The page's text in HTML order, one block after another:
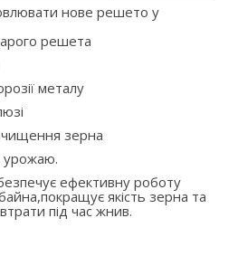
нове решето у
решета
металу
зерна
урожаю.
ефективну роботу
якість зерна та
під час жнив.